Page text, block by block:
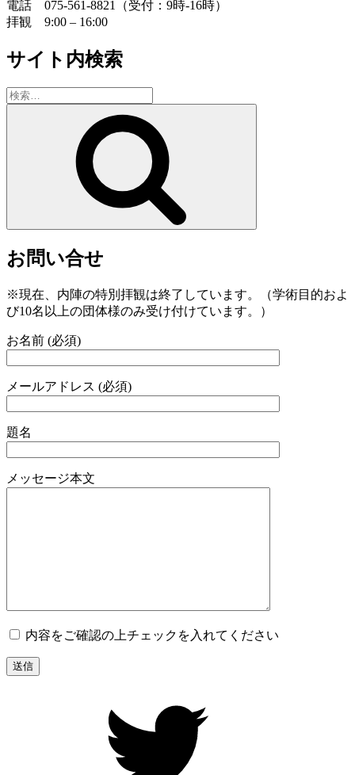
電話 075-561-8821（受付：9時-16時）
拝観 9:00 – 16:00
サイト内検索
検
索:
お問い合せ
※現在、内陣の特別拝観は終了しています。（学術目的およ
び10名以上の団体様のみ受け付けています。）
お名前 (必須)
メールアドレス (必須)
題名
メッセージ本文
内容をご確認の上チェックを入れてください